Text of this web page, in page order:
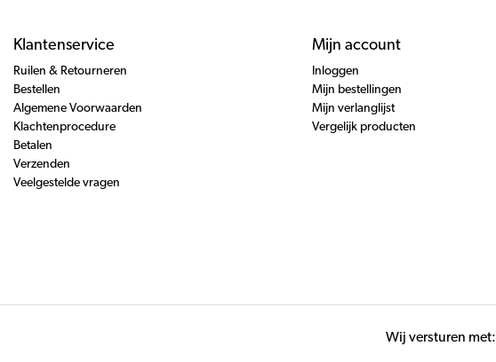
Klantenservice
Ruilen & Retourneren
Bestellen
Algemene Voorwaarden
Klachtenprocedure
Betalen
Verzenden
Veelgestelde vragen
Mijn account
Inloggen
Mijn bestellingen
Mijn verlanglijst
Vergelijk producten
Wij versturen met: